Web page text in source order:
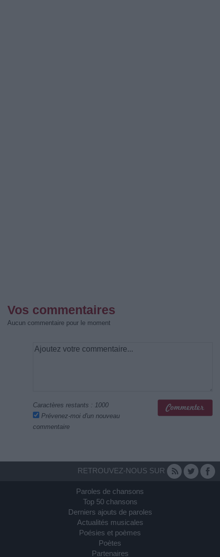
Vos commentaires
Aucun commentaire pour le moment
Caractères restants : 1000
Prévenez-moi d'un nouveau
commentaire
RETROUVEZ-NOUS SUR
Paroles de chansons
Top 50 chansons
Derniers ajouts de paroles
Actualités musicales
Poésies et poèmes
Poètes
Partenaires